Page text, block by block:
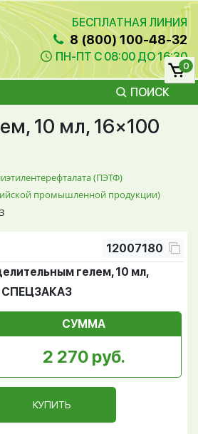
БЕСПЛАТНАЯ ЛИНИЯ
8 (800) 100-48-32
ПН-ПТ С 08:00 ДО 16:30
ПОИСК
0
10 мл, 16×100
(ПЭТФ)
промышленной продукции)
12007180
гелем, 10 мл,
СПЕЦЗАКАЗ
СУММА
2 270 руб.
КУПИТЬ